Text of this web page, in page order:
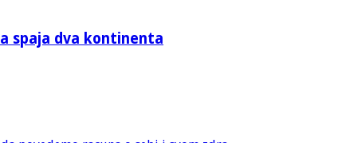
spaja dva kontinenta